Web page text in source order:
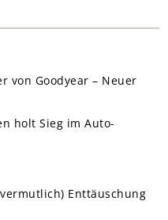
von Goodyear – Neuer
holt Sieg im Auto-
Enttäuschung